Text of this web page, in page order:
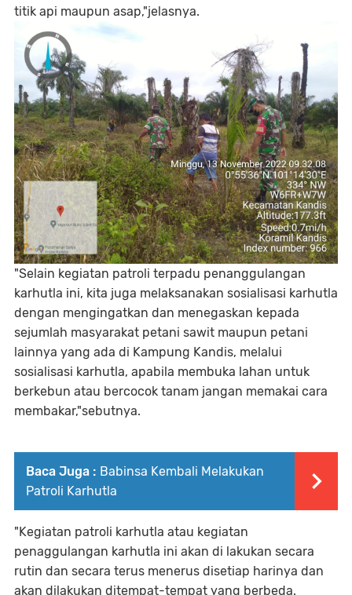
titik api maupun asap,"jelasnya.
"Selain kegiatan patroli terpadu penanggulangan
karhutla ini, kita juga melaksanakan sosialisasi karhutla
dengan mengingatkan dan menegaskan kepada
sejumlah masyarakat petani sawit maupun petani
lainnya yang ada di Kampung Kandis, melalui
sosialisasi karhutla, apabila membuka lahan untuk
berkebun atau bercocok tanam jangan memakai cara
membakar,"sebutnya.
Baca Juga : Babinsa Kembali Melakukan
Patroli Karhutla
"Kegiatan patroli karhutla atau kegiatan
penaggulangan karhutla ini akan di lakukan secara
rutin dan secara terus menerus disetiap harinya dan
akan dilakukan ditempat-tempat yang berbeda.